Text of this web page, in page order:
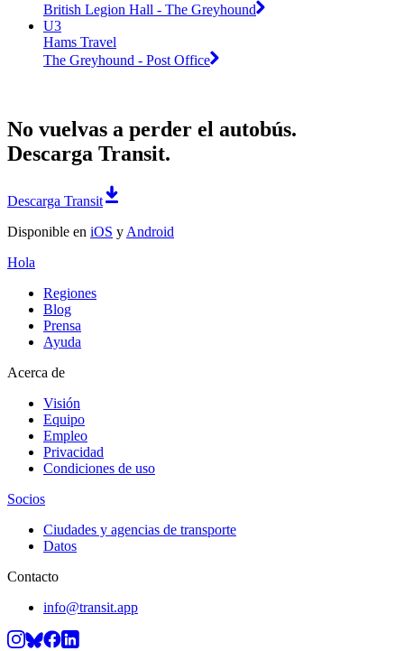
British Legion Hall - The Greyhound
U3
Hams Travel
The Greyhound - Post Office
No vuelvas a perder el autobús.
Descarga Transit.
Descarga Transit
Disponible en iOS y Android
Hola
Regiones
Blog
Prensa
Ayuda
Acerca de
Visión
Equipo
Empleo
Privacidad
Condiciones de uso
Socios
Ciudades y agencias de transporte
Datos
Contacto
info@transit.app